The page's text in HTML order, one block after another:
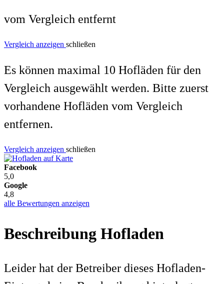
vom Vergleich entfernt
Vergleich anzeigen schließen
Es können maximal 10 Hofläden für den
Vergleich ausgewählt werden. Bitte zuerst
vorhandene Hofläden vom Vergleich
entfernen.
Vergleich anzeigen schließen
Facebook
5,0
Google
4,8
alle Bewertungen anzeigen
Beschreibung Hofladen
Leider hat der Betreiber dieses Hofladen-